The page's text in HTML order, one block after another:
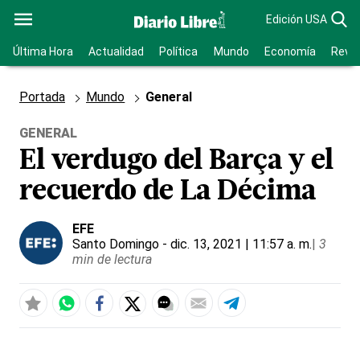
Edición USA
Última Hora Actualidad Política Mundo Economía
Portada Mundo General
GENERAL
El verdugo del Barça y el
recuerdo de La Décima
EFE
Santo Domingo - dic. 13, 2021 | 11:57 a. m.| 3
min de lectura